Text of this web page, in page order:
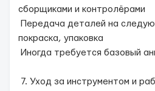
сборщиками и контролёрами
Передача деталей на
покраска, упаковка
Иногда требуется базовый
7. Уход за инструментом и